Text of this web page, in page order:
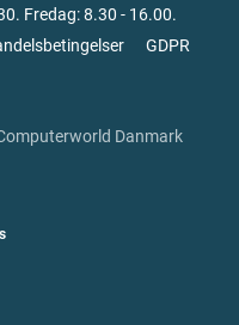
Fredag: 8.30 - 16.00.
GDPR